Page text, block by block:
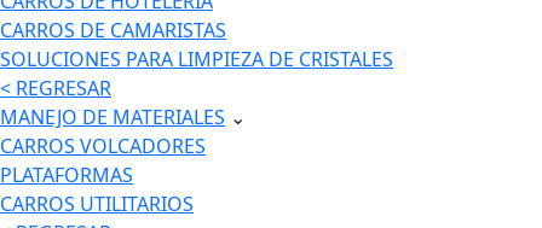
CARROS DE CAMARISTAS
SOLUCIONES PARA LIMPIEZA DE CRISTALES
< REGRESAR
MANEJO DE MATERIALES ⌄
CARROS VOLCADORES
PLATAFORMAS
CARROS UTILITARIOS